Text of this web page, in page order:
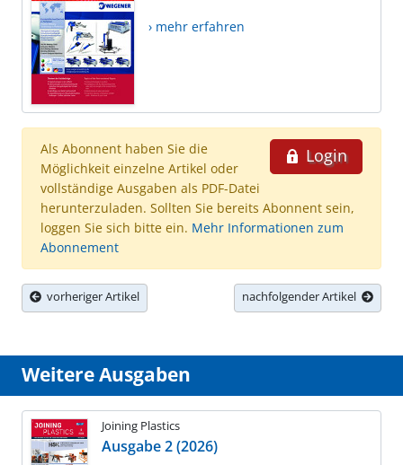
› mehr erfahren
Login
Als Abonnent haben Sie die
Möglichkeit einzelne Artikel oder
vollständige Ausgaben als PDF-Datei
herunterzuladen. Sollten Sie bereits Abonnent sein,
loggen Sie sich bitte ein. Mehr Informationen zum
Abonnement
vorheriger Artikel nachfolgender Artikel
Weitere Ausgaben
Joining Plastics
Ausgabe 2 (2026)